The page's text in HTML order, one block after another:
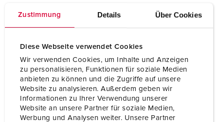
Zustimmung Details Über Cookies
Diese Webseite verwendet Cookies
Wir verwenden Cookies, um Inhalte und Anzeigen
zu personalisieren, Funktionen für soziale Medien
anbieten zu können und die Zugriffe auf unsere
Website zu analysieren. Außerdem geben wir
Informationen zu Ihrer Verwendung unserer
Website an unsere Partner für soziale Medien,
Werbung und Analysen weiter. Unsere Partner
Anschlusstechnik Schraubkontakt
Kontakt standard
Schutzart IP44
Gehäusematerial Kunststoff
Gewicht 2812 g